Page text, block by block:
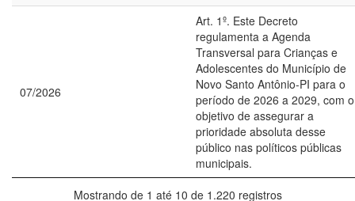
07/2026
Art. 1º. Este Decreto
regulamenta a Agenda
Transversal para Crianças e
Adolescentes do Município de
Novo Santo Antônio-PI para o
período de 2026 a 2029, com o
objetivo de assegurar a
prioridade absoluta desse
público nas políticos públicas
municipais.
Mostrando de 1 até 10 de 1.220 registros